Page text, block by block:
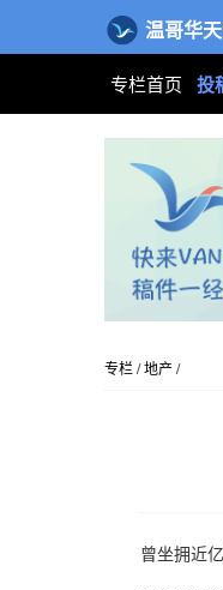
温哥华
专栏首页 投
专栏 /地产/
曾坐拥近